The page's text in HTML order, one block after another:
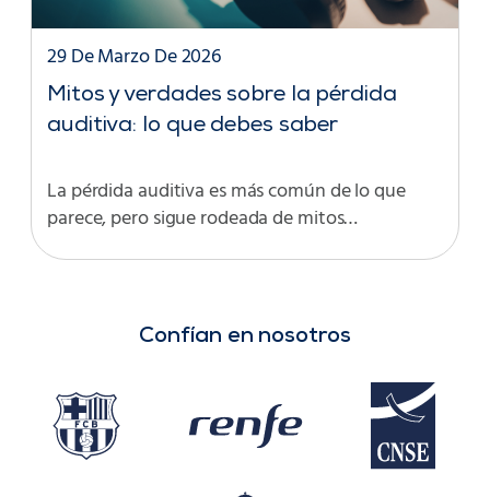
Mitos y verdades sobre la pérdida
auditiva: lo que debes saber
29 De Marzo De 2026
La pérdida auditiva es más común de lo que
parece, pero sigue rodeada de mitos…
Confían en nosotros